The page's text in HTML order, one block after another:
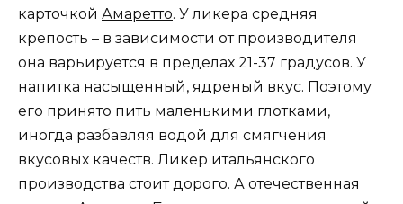
карточкой Амаретто. У ликера средняя
крепость – в зависимости от производителя
она варьируется в пределах 21-37 градусов. У
напитка насыщенный, ядреный вкус. Поэтому
его принято пить маленькими глотками,
иногда разбавляя водой для смягчения
вкусовых качеств. Ликер итальянского
производства стоит дорого. А отечественная